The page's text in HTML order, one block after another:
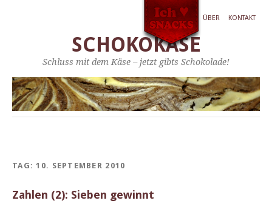
ÜBER KONTAKT
SCHOKOKÄSE
Schluss mit dem Käse – jetzt gibts Schokolade!
TAG:10. SEPTEMBER 2010
Zahlen (2): Sieben gewinnt